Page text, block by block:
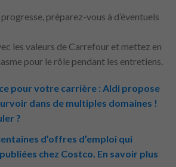
préparez-vous à d’éventuels
les valeurs de Carrefour et mettez en
pour le rôle pendant les entretiens.
pour votre carrière : Aldi propose
dans de multiples domaines !
?
d’offres d’emploi qui
chez Costco. En savoir plus